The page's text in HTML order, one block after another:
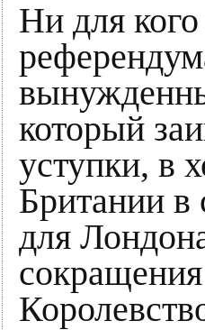
Ни для
который
уступки, в
Британии в
для